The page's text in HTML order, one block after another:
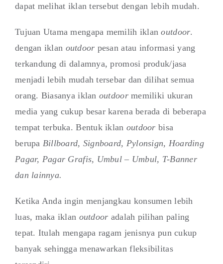
dapat melihat iklan tersebut dengan lebih mudah.
Tujuan Utama mengapa memilih iklanoutdoor.
dengan iklan outdoor pesan atau informasi yang
terkandung di dalamnya, promosi produk/jasa
menjadi lebih mudah tersebar dan dilihat semua
orang. Biasanya iklan outdoormemiliki ukuran
media yang cukup besar karena berada di beberapa
tempat terbuka. Bentuk iklan outdoor bisa
berupa Billboard, Signboard, Pylonsign, Hoarding
Pagar, Pagar Grafis, Umbul – Umbul, T-Banner
dan lainnya.
Ketika Anda ingin menjangkau konsumen lebih
luas, maka iklan outdoor adalah pilihan paling
tepat. Itulah mengapa ragam jenisnya pun cukup
banyak sehingga menawarkan fleksibilitas